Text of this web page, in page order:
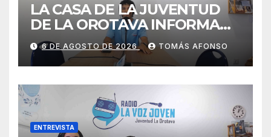
LA CASA DE LA JUVENTUD
DE LA OROTAVA INFORMA
AGOSTO 2026
6 DE AGOSTO DE 2026 TOMÁS AFONSO
ENTREVISTA